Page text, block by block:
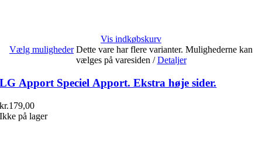
Vis indkøbskurv
Vælg muligheder Dette vare har flere varianter. Mulighederne kan
vælges på varesiden / Detaljer
LG Apport Speciel Apport. Ekstra høje sider.
kr.179,00
Ikke på lager